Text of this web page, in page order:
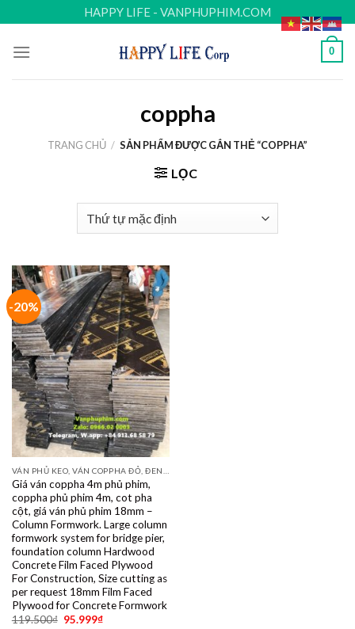
to
content
HAPPY LIFE - VANPHUPHIM.COM
0
coppha
TRANG CHỦ / SẢN PHẨM ĐƯỢC GẮN THẺ “COPPHA”
LỌC
-20%
Giá ván coppha 4m phủ phim,
coppha phủ phim 4m, cot pha
cột, giá ván phủ phim 18mm –
Column Formwork. Large column
formwork system for bridge pier,
foundation column Hardwood
Concrete Film Faced Plywood
For Construction, Size cutting as
per request 18mm Film Faced
Plywood for Concrete Formwork
119.500₫ 95.999₫